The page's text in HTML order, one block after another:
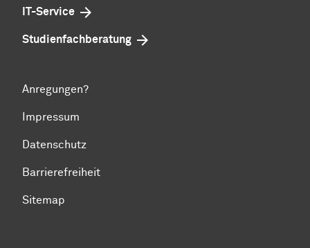
IT-Service
Studienfachberatung
Anregungen?
Impressum
Datenschutz
Barrierefreiheit
Sitemap